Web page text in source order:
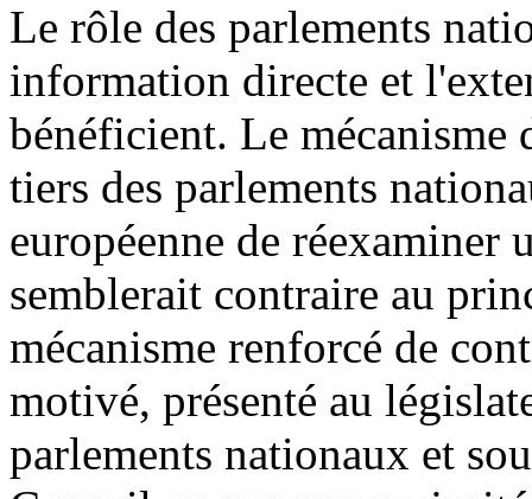
Le rôle des parlements
information directe et
bénéficient. Le mécanisme
tiers des parlements
européenne de
semblerait contraire au
mécanisme renforcé de
motivé, présenté au
parlements nationaux et